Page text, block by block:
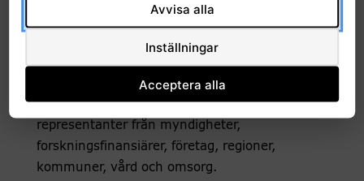
Vetenskapsrådet
Konferensen vänder sig till: patienter och
närstående, politiker och andra beslutsfattare,
representanter från myndigheter,
forskningsfinansiärer, företag, regioner,
kommuner, vård och omsorg.
Avvisa alla
Inställningar
Acceptera alla